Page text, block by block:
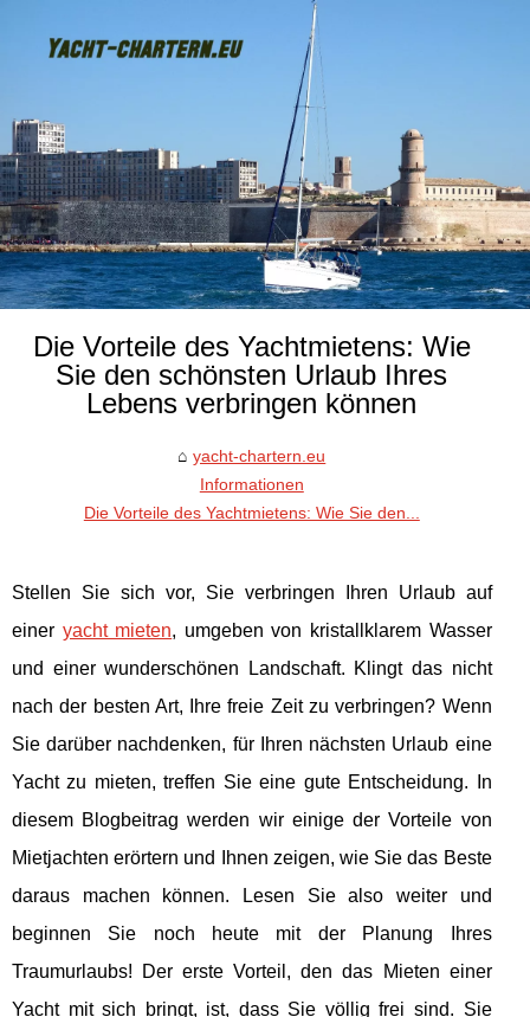
Die Vorteile des Yachtmietens: Wie
Sie den schönsten Urlaub Ihres
Lebens verbringen können
yacht-chartern.eu
Informationen
Die Vorteile des Yachtmietens: Wie Sie den...
Stellen Sie sich vor, Sie verbringen Ihren Urlaub auf
einer yacht mieten, umgeben von kristallklarem Wasser
und einer wunderschönen Landschaft. Klingt das nicht
nach der besten Art, Ihre freie Zeit zu verbringen? Wenn
Sie darüber nachdenken, für Ihren nächsten Urlaub eine
Yacht zu mieten, treffen Sie eine gute Entscheidung. In
diesem Blogbeitrag werden wir einige der Vorteile von
Mietjachten erörtern und Ihnen zeigen, wie Sie das Beste
daraus machen können. Lesen Sie also weiter und
beginnen Sie noch heute mit der Planung Ihres
Traumurlaubs! Der erste Vorteil, den das Mieten einer
Yacht mit sich bringt, ist, dass Sie völlig frei sind. Sie